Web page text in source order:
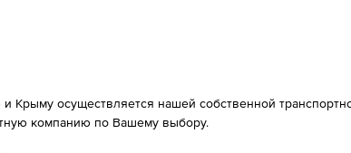
Крыму осуществляется нашей собственной
компанию по Вашему выбору.